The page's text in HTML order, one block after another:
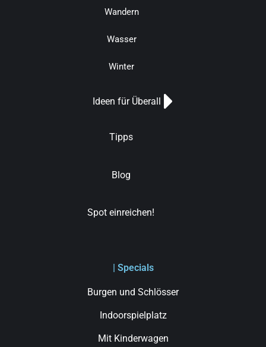
Wandern
Wasser
Winter
Ideen für Überall
Tipps
Blog
Spot einreichen!
| Specials
Burgen und Schlösser
Indoorspielplatz
Mit Kinderwagen